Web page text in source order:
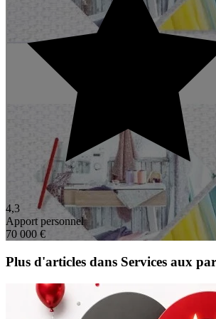
4,3
Apport personnel
70 000 €
Plus d'articles dans Services aux